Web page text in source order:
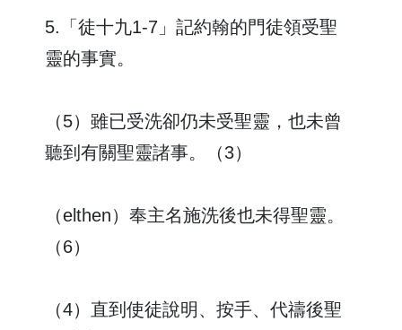
5.「徒十九1-7」記約翰的門徒領受聖
靈的事實。
（5）雖已受洗卻仍未受聖靈，也未曾
聽到有關聖靈諸事。（3）
（elthen）奉主名施洗後也未得聖靈。
（6）
（4）直到使徒說明、按手、代禱後聖